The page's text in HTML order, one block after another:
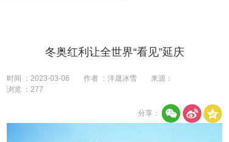
冬奥红利让全世界“看见”延庆
时间 ：2023-03-06 作者 ：洋晟冰雪
来源：
浏览 ：277
分享：